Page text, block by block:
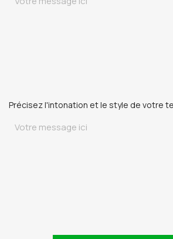
Précisez l'intonation et le style de votre